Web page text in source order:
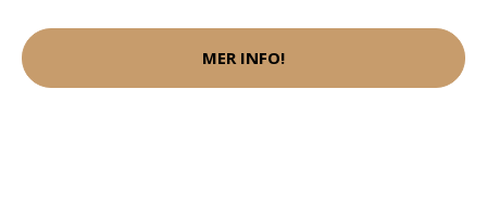
MER INFO!